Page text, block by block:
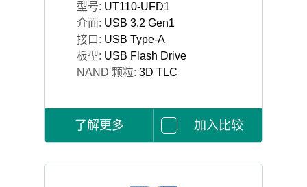
型号: UT110-UFD1
介面: USB 3.2 Gen1
接口: USB Type-A
板型: USB Flash Drive
NAND 颗粒: 3D TLC
了解更多 加入比较